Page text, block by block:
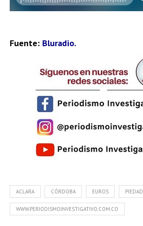
Fuente: Bluradio.
ACLARA CÓRDOBA EUROS PIEDAD
WWW.PERIODISMOINVESTIGATIVO.COM.CO